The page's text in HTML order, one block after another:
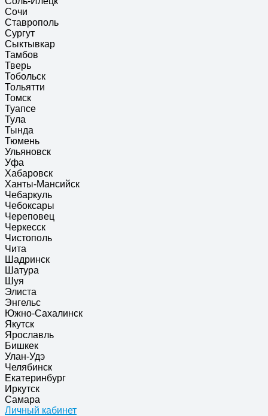
Сочи
Ставрополь
Сургут
Сыктывкар
Тамбов
Тверь
Тобольск
Тольятти
Томск
Туапсе
Тула
Тында
Тюмень
Ульяновск
Уфа
Хабаровск
Ханты-Мансийск
Чебаркуль
Чебоксары
Череповец
Черкесск
Чистополь
Чита
Шадринск
Шатура
Шуя
Элиста
Энгельс
Южно-Сахалинск
Якутск
Ярославль
Бишкек
Улан-Удэ
Челябинск
Екатеринбург
Иркутск
Самара
Личный кабинет